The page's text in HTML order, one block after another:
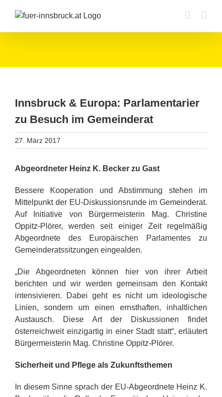
Inhalt
Innsbruck & Europa: Parlamentarier
zu Besuch im Gemeinderat
27. März 2017
Abgeordneter Heinz K. Becker zu Gast
Bessere Kooperation und Abstimmung stehen im
Mittelpunkt der EU-Diskussionsrunde im Gemeinderat.
Auf Initiative von Bürgermeisterin Mag. Christine
Oppitz-Plörer, werden seit einiger Zeit regelmäßig
Abgeordnete des Europäischen Parlamentes zu
Gemeinderatssitzungen eingealden.
„Die Abgeordneten können hier von ihrer Arbeit
berichten und wir werden gemeinsam den Kontakt
intensivieren. Dabei geht es nicht um ideologische
Linien, sondern um einen ernsthaften, inhaltlichen
Austausch. Diese Art der Diskussionen findet
österreichweit einzigartig in einer Stadt statt“, erläutert
Bürgermeisterin Mag. Christine Oppitz-Plörer.
Sicherheit und Pflege als Zukunftsthemen
In diesem Sinne sprach der EU-Abgeordnete Heinz K.